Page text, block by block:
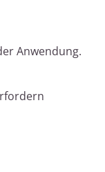
Anwendung.